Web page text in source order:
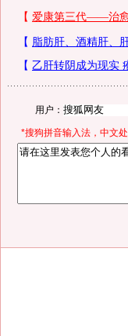
用户：
*搜狗拼音输入法，中文